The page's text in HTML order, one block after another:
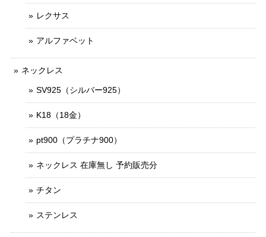
レクサス
アルファベット
ネックレス
SV925（シルバー925）
K18（18金）
pt900（プラチナ900）
ネックレス 在庫無し 予約販売分
チタン
ステンレス